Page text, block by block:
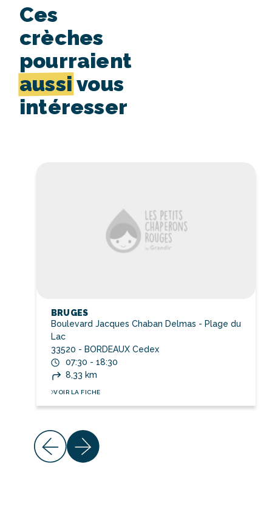
Ces
crèches
pourraient
aussi vous
intéresser
BRUGES
Boulevard Jacques Chaban Delmas - Plage du
Lac
33520 - BORDEAUX Cedex
07:30 - 18:30
8,33 km
VOIR LA FICHE